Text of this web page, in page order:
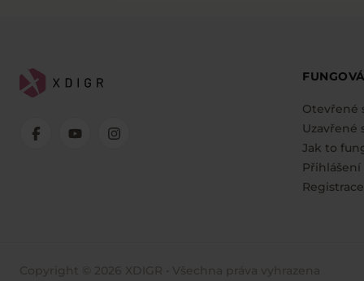
Otevřené
Uzavřené
Jak to
Přihlášení
Registrace